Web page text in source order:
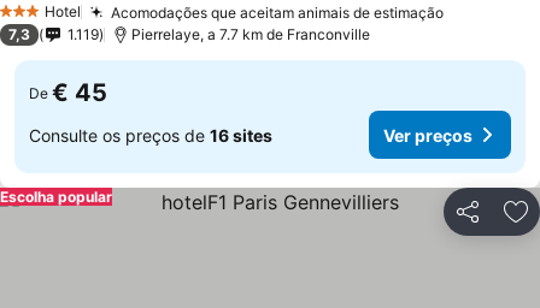
3 EstrelasHotel Acomodações que aceitam animais de estimaçãoVer preços
7,3 1.119 Pierrelaye, a 7.7 km de Franconville
De € 45
Consulte os preços de 16 sites Ver preços
Partilhar
Escolha popular